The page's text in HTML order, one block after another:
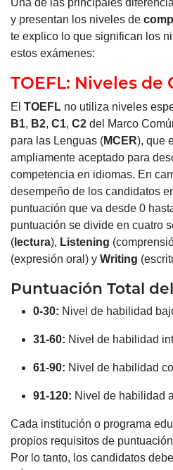
y presentan los niveles de
te explico lo que significan los
estos exámenes:
TOEFL: Niveles
El TOEFL no utiliza niveles
B1, B2, C1, C2 del Marco
para las Lenguas (MCER), que
ampliamente aceptado para
competencia en idiomas. En
desempeño de los candidatos
puntuación que va desde 0
puntuación se divide en cuatro
( lectura), Listening
(expresión oral) y Writing
Puntuación Total del
0-30: Nivel de habilidad
31-60: Nivel de habilidad
61-90: Nivel de habilidad
91-120: Nivel de habilidad
Cada institución o programa
propios requisitos de puntuación
Por lo tanto, los candidatos